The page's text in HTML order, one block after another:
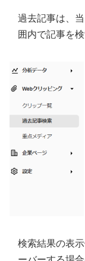
過去記事は、
囲内で記事を
検索結果の表